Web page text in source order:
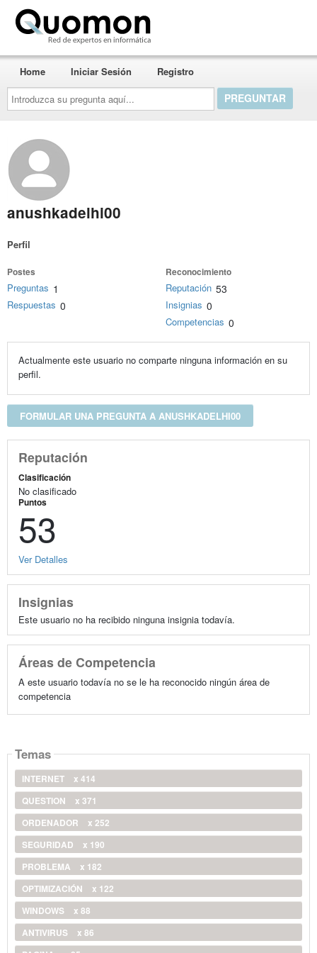
Introduzca
su
pregunta
aquí...
Home Iniciar Sesión Registro
anushkadelhi00
Perfil
Postes
Preguntas 1
Respuestas 0
Reconocimiento
Reputación 53
Insignias 0
Competencias 0
Actualmente este usuario no comparte ninguna información en su
perfil.
FORMULAR UNA PREGUNTA A ANUSHKADELHI00
Reputación
Clasificación
No clasificado
Puntos
53
Ver Detalles
Insignias
Este usuario no ha recibido ninguna insignia todavía.
Áreas de Competencia
A este usuario todavía no se le ha reconocido ningún área de
competencia
Temas
INTERNET
x 414
QUESTION
x 371
ORDENADOR
x 252
SEGURIDAD
x 190
PROBLEMA
x 182
OPTIMIZACIÓN
x 122
WINDOWS
x 88
ANTIVIRUS
x 86